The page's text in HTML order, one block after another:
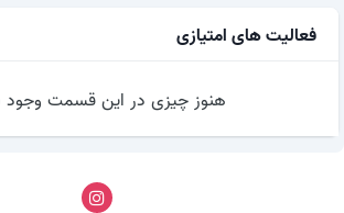
فعالیت های امتیازی
هنوز چیزی در این قسمت وجود